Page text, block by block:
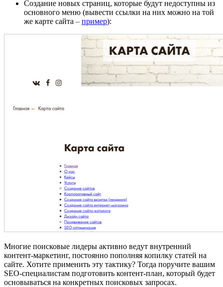
Создание новых страниц, которые будут недоступны из
основного меню (вывести ссылки на них можно на той
же карте сайта – пример):
Многие поисковые лидеры активно ведут внутренний
контент-маркетинг, постоянно пополняя копилку статей на
сайте. Хотите применить эту тактику? Тогда поручите вашим
SEO-специалистам подготовить контент-план, который будет
основываться на конкретных поисковых запросах.